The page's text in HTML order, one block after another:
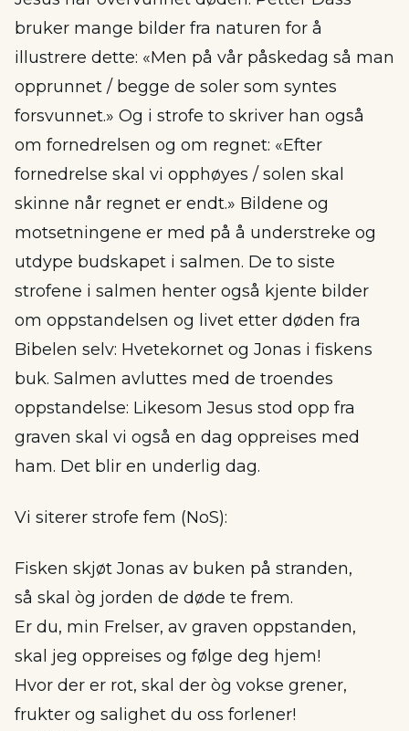
bruker mange bilder fra naturen for å
illustrere dette: «Men på vår påskedag så man
opprunnet / begge de soler som syntes
forsvunnet.» Og i strofe to skriver han også
om fornedrelsen og om regnet: «Efter
fornedrelse skal vi opphøyes / solen skal
skinne når regnet er endt.» Bildene og
motsetningene er med på å understreke og
utdype budskapet i salmen. De to siste
strofene i salmen henter også kjente bilder
om oppstandelsen og livet etter døden fra
Bibelen selv: Hvetekornet og Jonas i fiskens
buk. Salmen avluttes med de troendes
oppstandelse: Likesom Jesus stod opp fra
graven skal vi også en dag oppreises med
ham. Det blir en underlig dag.
Vi siterer strofe fem (NoS):
Fisken skjøt Jonas av buken på stranden,
så skal òg jorden de døde te frem.
Er du, min Frelser, av graven oppstanden,
skal jeg oppreises og følge deg hjem!
Hvor der er rot, skal der òg vokse grener,
frukter og salighet du oss forlener!